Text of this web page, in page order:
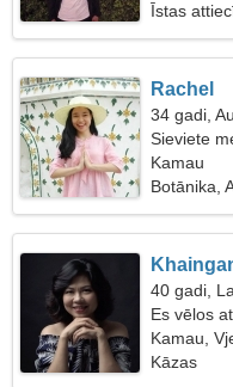
Īstas
Rachel
34 gadi,
Sieviete
Kamau
Botānika,
40 gadi,
Es vēlos
Kamau,
Kāzas